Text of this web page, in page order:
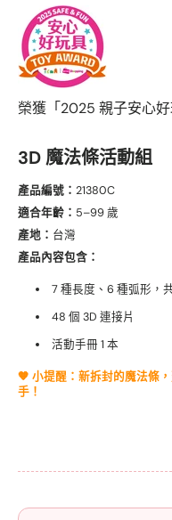
榮獲「2025 親子安心
3D 魔法條活動組
產品編號： 21380C
適合年齡： 5–99 歲
產地： 台灣
產品內容包含：
7 種長度、6 種弧形，
48 個 3D 連接片
活動手冊 1 本
🧡 小提醒：新拆封的魔法條
手！